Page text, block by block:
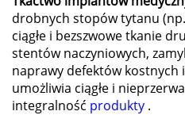
drobnych stopów tytanu
ciągłe i bezszwowe tkanie
stentów naczyniowych,
naprawy defektów
umożliwia ciągłe i
integralność produkty .